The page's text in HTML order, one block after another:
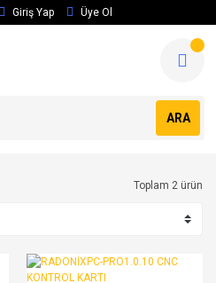
Giriş Yap Üye Ol
ARA
Toplam 2 ürün